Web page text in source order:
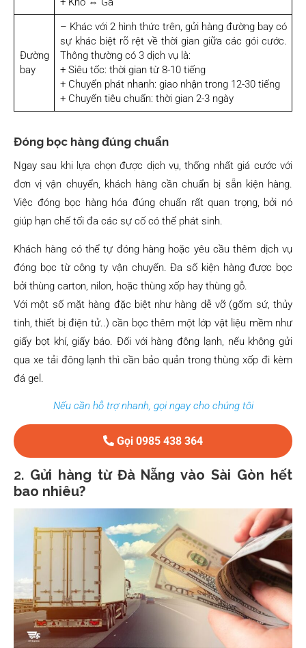
Đường
bay
– Khác với 2 hình thức trên, gửi hàng đường bay có
sự khác biệt rõ rệt về thời gian giữa các gói cước.
Thông thường có 3 dịch vụ là:
+ Siêu tốc: thời gian từ 8-10 tiếng
+ Chuyển phát nhanh: giao nhận trong 12-30 tiếng
+ Chuyển tiêu chuẩn: thời gian 2-3 ngày
Đóng bọc hàng đúng chuẩn
Ngay sau khi lựa chọn được dịch vụ, thống nhất giá cước với
đơn vị vận chuyển, khách hàng cần chuẩn bị sẵn kiện hàng.
Việc đóng bọc hàng hóa đúng chuẩn rất quan trọng, bởi nó
giúp hạn chế tối đa các sự cố có thể phát sinh.
Khách hàng có thể tự đóng hàng hoặc yêu cầu thêm dịch vụ
đóng bọc từ công ty vận chuyển. Đa số kiện hàng được bọc
bởi thùng carton, nilon, hoặc thùng xốp hay thùng gỗ.
Với một số mặt hàng đặc biệt như hàng dễ vỡ (gốm sứ, thủy
tinh, thiết bị điện tử..) cần bọc thêm một lớp vật liệu mềm như
giấy bọt khí, giấy báo. Đối với hàng đông lạnh, nếu không gửi
qua xe tải đông lạnh thì cần bảo quản trong thùng xốp đi kèm
đá gel.
Nếu cần hỗ trợ nhanh, gọi ngay cho chúng tôi
Gọi 0985 438 364
2. Gửi hàng từ Đà Nẵng vào Sài Gòn hết
bao nhiêu?